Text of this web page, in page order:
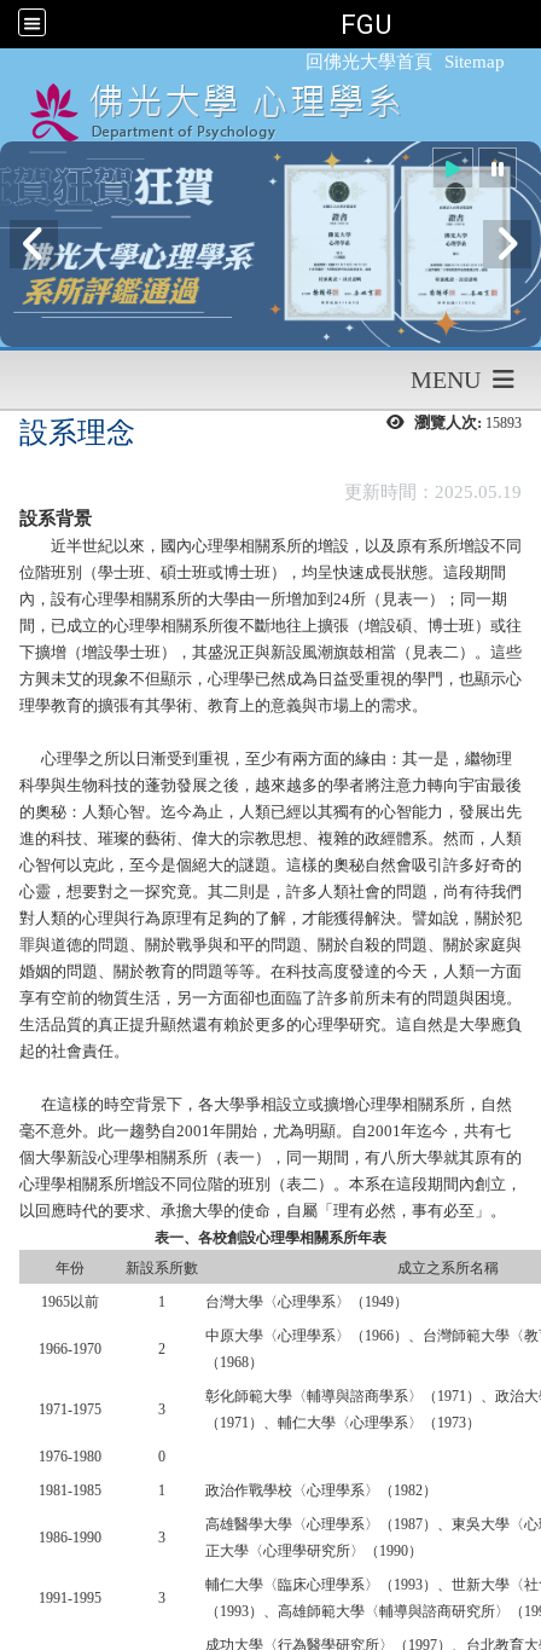
FGU
回佛光大學首頁 Sitemap
MENU
瀏覽人次: 15893
設系理念
更新時間：2025.05.19
設系背景
近半世紀以來，國內心理學相關系所的增設，以及原有系所增設不同
位階班別（學士班、碩士班或博士班），均呈快速成長狀態。這段期間
內，設有心理學相關系所的大學由一所增加到24所（見表一）；同一期
間，已成立的心理學相關系所復不斷地往上擴張（增設碩、博士班）或往
下擴增（增設學士班），其盛況正與新設風潮旗鼓相當（見表二）。這些
方興未艾的現象不但顯示，心理學已然成為日益受重視的學門，也顯示心
理學教育的擴張有其學術、教育上的意義與市場上的需求。
心理學之所以日漸受到重視，至少有兩方面的緣由：其一是，繼物理
科學與生物科技的蓬勃發展之後，越來越多的學者將注意力轉向宇宙最後
的奧秘：人類心智。迄今為止，人類已經以其獨有的心智能力，發展出先
進的科技、璀璨的藝術、偉大的宗教思想、複雜的政經體系。然而，人類
心智何以克此，至今是個絕大的謎題。這樣的奧秘自然會吸引許多好奇的
心靈，想要對之一探究竟。其二則是，許多人類社會的問題，尚有待我們
對人類的心理與行為原理有足夠的了解，才能獲得解決。譬如說，關於犯
罪與道德的問題、關於戰爭與和平的問題、關於自殺的問題、關於家庭與
婚姻的問題、關於教育的問題等等。在科技高度發達的今天，人類一方面
享有空前的物質生活，另一方面卻也面臨了許多前所未有的問題與困境。
生活品質的真正提升顯然還有賴於更多的心理學研究。這自然是大學應負
起的社會責任。
在這樣的時空背景下，各大學爭相設立或擴增心理學相關系所，自然
毫不意外。此一趨勢自2001年開始，尤為明顯。自2001年迄今，共有七
個大學新設心理學相關系所（表一），同一期間，有八所大學就其原有的
心理學相關系所增設不同位階的班別（表二）。本系在這段期間內創立，
以回應時代的要求、承擔大學的使命，自屬「理有必然，事有必至」。
表一、各校創設心理學相關系所年表
年份
新設系所數
成立之系所名稱
1965以前 1 台灣大學〈心理學系〉（ 1949）
1966-1970 2
中原大學〈心理學系〉（ 1966）、台灣師範大學〈
（ 1968）
1971-1975 3
彰化師範大學〈輔導與諮商學系〉（ 1971 ）、政治
（ 1971 ）、輔仁大學〈心理學系〉（ 1973）
1976-1980
0
1981-1985
1 政治作戰學校〈心理學系〉（ 1982）
1986-1990 3
高雄醫學大學〈心理學系〉（ 1987）、東吳大學〈
正大學〈心理學研究所〉（ 1990）
1991-1995 3
輔仁大學〈臨床心理學系〉（ 1993）、世新大學〈
（ 1993）、高雄師範大學〈輔導與諮商研究所〉（
成功大學〈行為醫學研究所〉（ 1997）、台北教育